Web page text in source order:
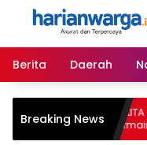
Langsung
Berita
Daerah
Breaking News
Hari Kedua TEMAN KITA
Meriah dengan Permainan
Dukungan Bupati